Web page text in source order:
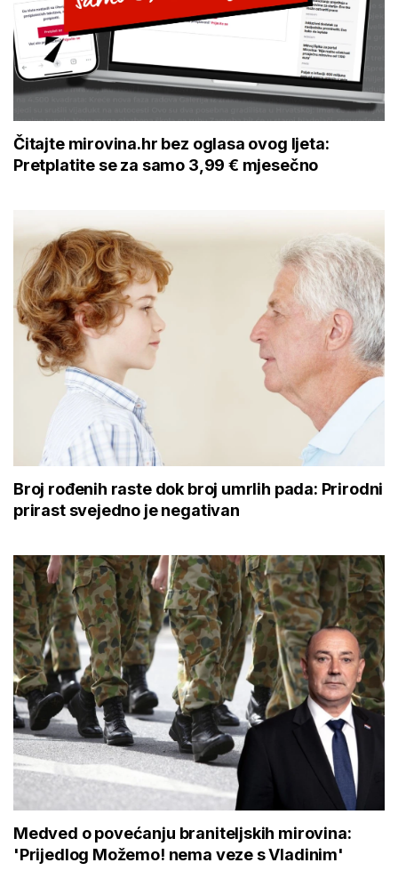
Čitajte mirovina.hr bez oglasa ovog ljeta:
Pretplatite se za samo 3,99 € mjesečno
Broj rođenih raste dok broj umrlih pada: Prirodni
prirast svejedno je negativan
Medved o povećanju braniteljskih mirovina:
'Prijedlog Možemo! nema veze s Vladinim'